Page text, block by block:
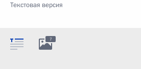
Текстовая версия
7